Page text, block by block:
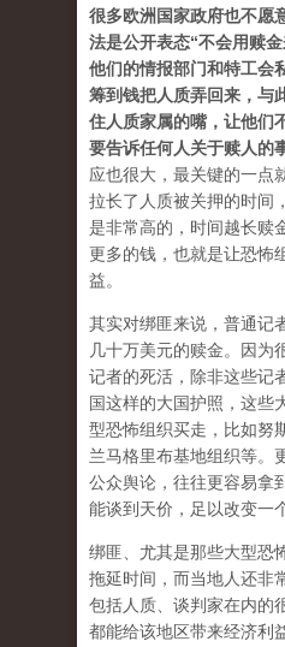
很多欧洲国家政府也不愿
法是公开表态“不会用赎
他们的情报部门和特工会
筹到钱把人质弄回来，与
住人质家属的嘴，让他们
要告诉任何人关于赎人的
应也很大，最关键的一点
拉长了人质被关押的时间
是非常高的，时间越长赎
更多的钱，也就是让恐怖
益。
其实对绑匪来说，普通记
几十万美元的赎金。因为
记者的死活，除非这些记
国这样的大国护照，这些
型恐怖组织买走，比如努
兰马格里布基地组织等。
公众舆论，往往更容易
能谈到天价，足以改变一
绑匪、尤其是那些大型恐
拖延时间，而当地人还非
包括人质、谈判家在内的
都能给该地区带来经济利